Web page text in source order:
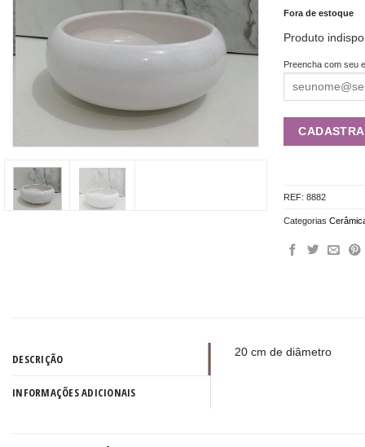
Fora de estoque
Produto
Preencha com seu
REF:8882
Categorias
DESCRIÇÃO
INFORMAÇÕES ADICIONAIS
20 cm de diâmetro